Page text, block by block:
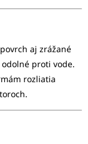
aj zrážané
proti vode.
rozliatia